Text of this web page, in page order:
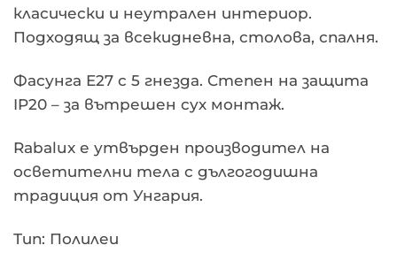
класически и неутрален интериор.
Подходящ за всекидневна, столова, спалня.
Фасунга E27 с 5 гнезда. Степен на защита
IP20 – за вътрешен сух монтаж.
Rabalux е утвърден производител на
осветителни тела с дългогодишна
традиция от Унгария.
Тип: Полилеи